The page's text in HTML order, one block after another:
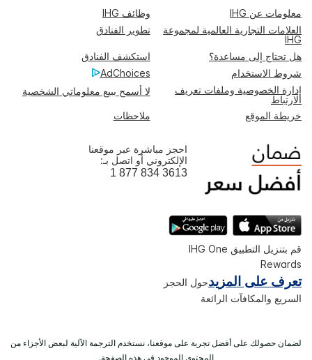
معلومات عن IHG
وظائف IHG
العلامات التجارية العالمية لمجموعة
IHG
تطوير الفنادق
هل تحتاج إلى مساعدة؟
استكشف الفنادق
شروط الاستخدام
AdChoices
إدارة الخصوصية وملفات تعريف
الارتباط
لا أسمح ببيع معلوماتي الشخصية
خريطة الموقع ملاحظات
احجز مباشرة عبر موقعنا
الإلكتروني أو اتصل بـ:
1 877 834 3613
قم بتنزيل التطبيق IHG One
Rewards
تعرف على المزيدحول الحجز
السريع والمكافآت الرائعة
لضمان حصولك على أفضل تجربة على موقعنا، نستخدم الترجمة الآلية لبعض الأجزاء من
المحتوى الموجود في هذه الصفحة.